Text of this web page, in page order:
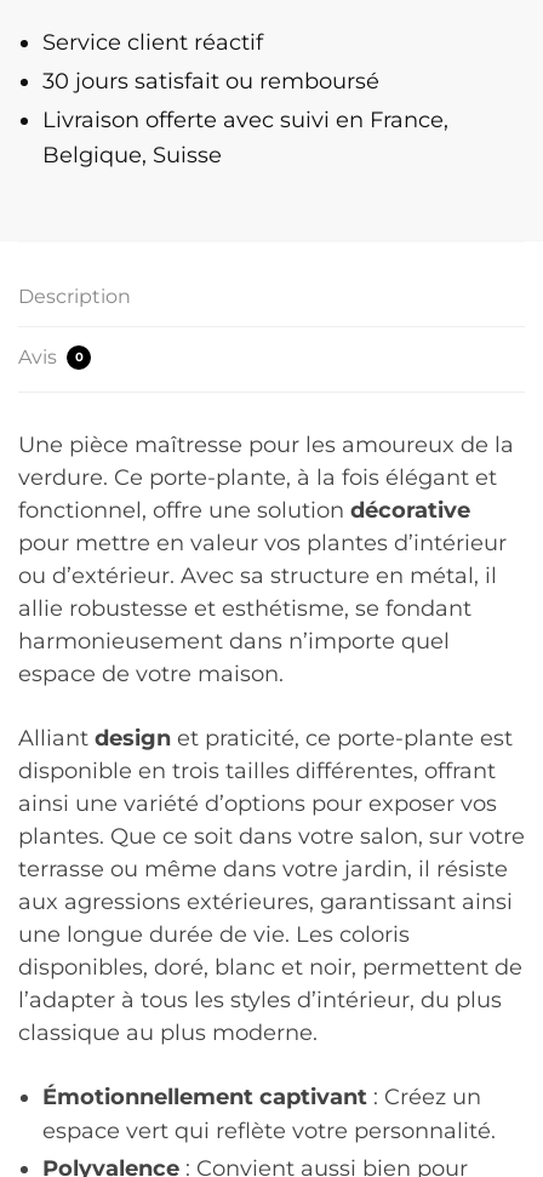
Service client réactif
30 jours satisfait ou remboursé
Livraison offerte avec suivi en France,
Belgique, Suisse
Description
Avis 0
Une pièce maîtresse pour les amoureux de la
verdure. Ce porte-plante, à la fois élégant et
fonctionnel, offre une solution décorative
pour mettre en valeur vos plantes d’intérieur
ou d’extérieur. Avec sa structure en métal, il
allie robustesse et esthétisme, se fondant
harmonieusement dans n’importe quel
espace de votre maison.
Alliant design et praticité, ce porte-plante est
disponible en trois tailles différentes, offrant
ainsi une variété d’options pour exposer vos
plantes. Que ce soit dans votre salon, sur votre
terrasse ou même dans votre jardin, il résiste
aux agressions extérieures, garantissant ainsi
une longue durée de vie. Les coloris
disponibles, doré, blanc et noir, permettent de
l’adapter à tous les styles d’intérieur, du plus
classique au plus moderne.
Émotionnellement captivant : Créez un
espace vert qui reflète votre personnalité.
Polyvalence : Convient aussi bien pour